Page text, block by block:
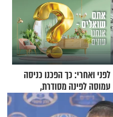
לפני ואחרי: כך הפכנו כניסה
עמוסה לפינה מסודרת,
שימושית ומזמינה